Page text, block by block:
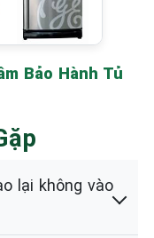
Bảo Hành Tủ
lại không vào